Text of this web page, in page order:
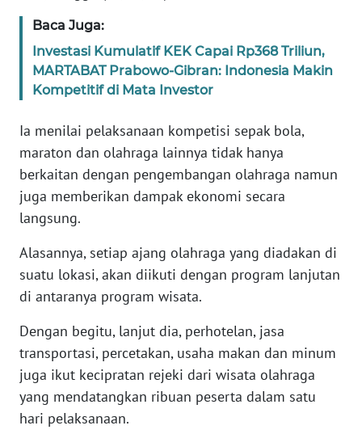
Baca Juga:
Investasi Kumulatif KEK Capai Rp368 Triliun,
MARTABAT Prabowo-Gibran: Indonesia Makin
Kompetitif di Mata Investor
Ia menilai pelaksanaan kompetisi sepak bola,
maraton dan olahraga lainnya tidak hanya
berkaitan dengan pengembangan olahraga namun
juga memberikan dampak ekonomi secara
langsung.
Alasannya, setiap ajang olahraga yang diadakan di
suatu lokasi, akan diikuti dengan program lanjutan
di antaranya program wisata.
Dengan begitu, lanjut dia, perhotelan, jasa
transportasi, percetakan, usaha makan dan minum
juga ikut kecipratan rejeki dari wisata olahraga
yang mendatangkan ribuan peserta dalam satu
hari pelaksanaan.
SUMUT
WN
JAKARTA
WN
BANTEN
NTT
WN
WN
PAPUA
WN